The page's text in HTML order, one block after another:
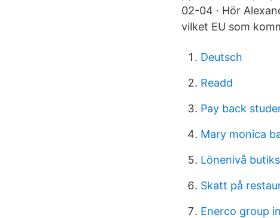
02-04 · Hör
vilket EU som
Deutsch
Readd
Pay back
Mary monica
Lönenivå
Skatt på
Enerco group